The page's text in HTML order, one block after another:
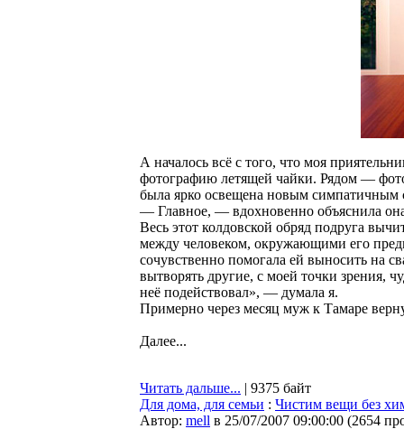
А началось всё с того, что моя
фотографию летящей чайки. Рядом ―
была ярко освещена новым симпатичным
― Главное, ― вдохновенно объяснила
Весь этот колдовской обряд подруга
между человеком, окружающими его
сочувственно помогала ей выносить на
вытворять другие, с моей точки зрения,
неё подействовал», ― думала я.
Примерно через месяц муж к Тамаре
Далее...
Читать дальше... | 9375 байт
Для дома, для семьи : Чистим вещи без
Автор: mell в 25/07/2007 09:00:00 (2654